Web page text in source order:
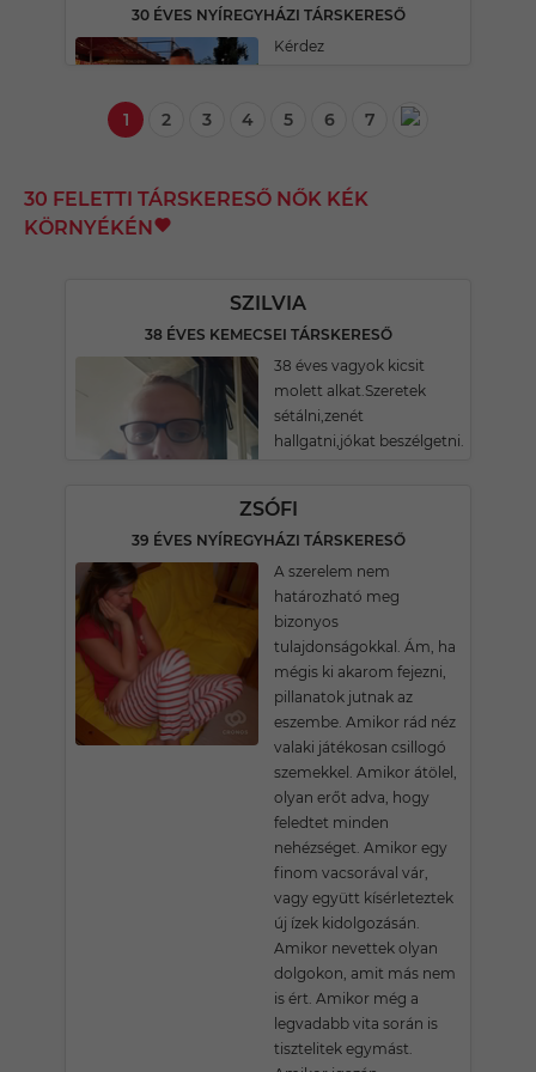
30 ÉVES NYÍREGYHÁZI TÁRSKERESŐ
Kérdez
1 2 3 4 5 6 7
30 FELETTI TÁRSKERESŐ NŐK KÉK
KÖRNYÉKÉN
SZILVIA
38 ÉVES KEMECSEI TÁRSKERESŐ
38 éves vagyok kicsit
molett alkat.Szeretek
sétálni,zenét
hallgatni,jókat beszélgetni.
ZSÓFI
39 ÉVES NYÍREGYHÁZI TÁRSKERESŐ
A szerelem nem
határozható meg
bizonyos
tulajdonságokkal. Ám, ha
mégis ki akarom fejezni,
pillanatok jutnak az
eszembe. Amikor rád néz
valaki játékosan csillogó
szemekkel. Amikor átölel,
olyan erőt adva, hogy
feledtet minden
nehézséget. Amikor egy
finom vacsorával vár,
vagy együtt kísérleteztek
új ízek kidolgozásán.
Amikor nevettek olyan
dolgokon, amit más nem
is ért. Amikor még a
legvadabb vita során is
tisztelitek egymást.